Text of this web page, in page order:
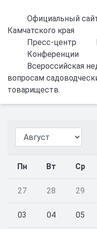
Официальный
Камчатского края
Пресс-центр
Конференции
Всероссийская
вопросам
товариществ.
Пн Вт Ср
27 28 29
03 04 05